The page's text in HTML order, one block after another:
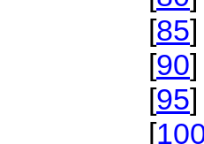
[85]
[90]
[95]
[